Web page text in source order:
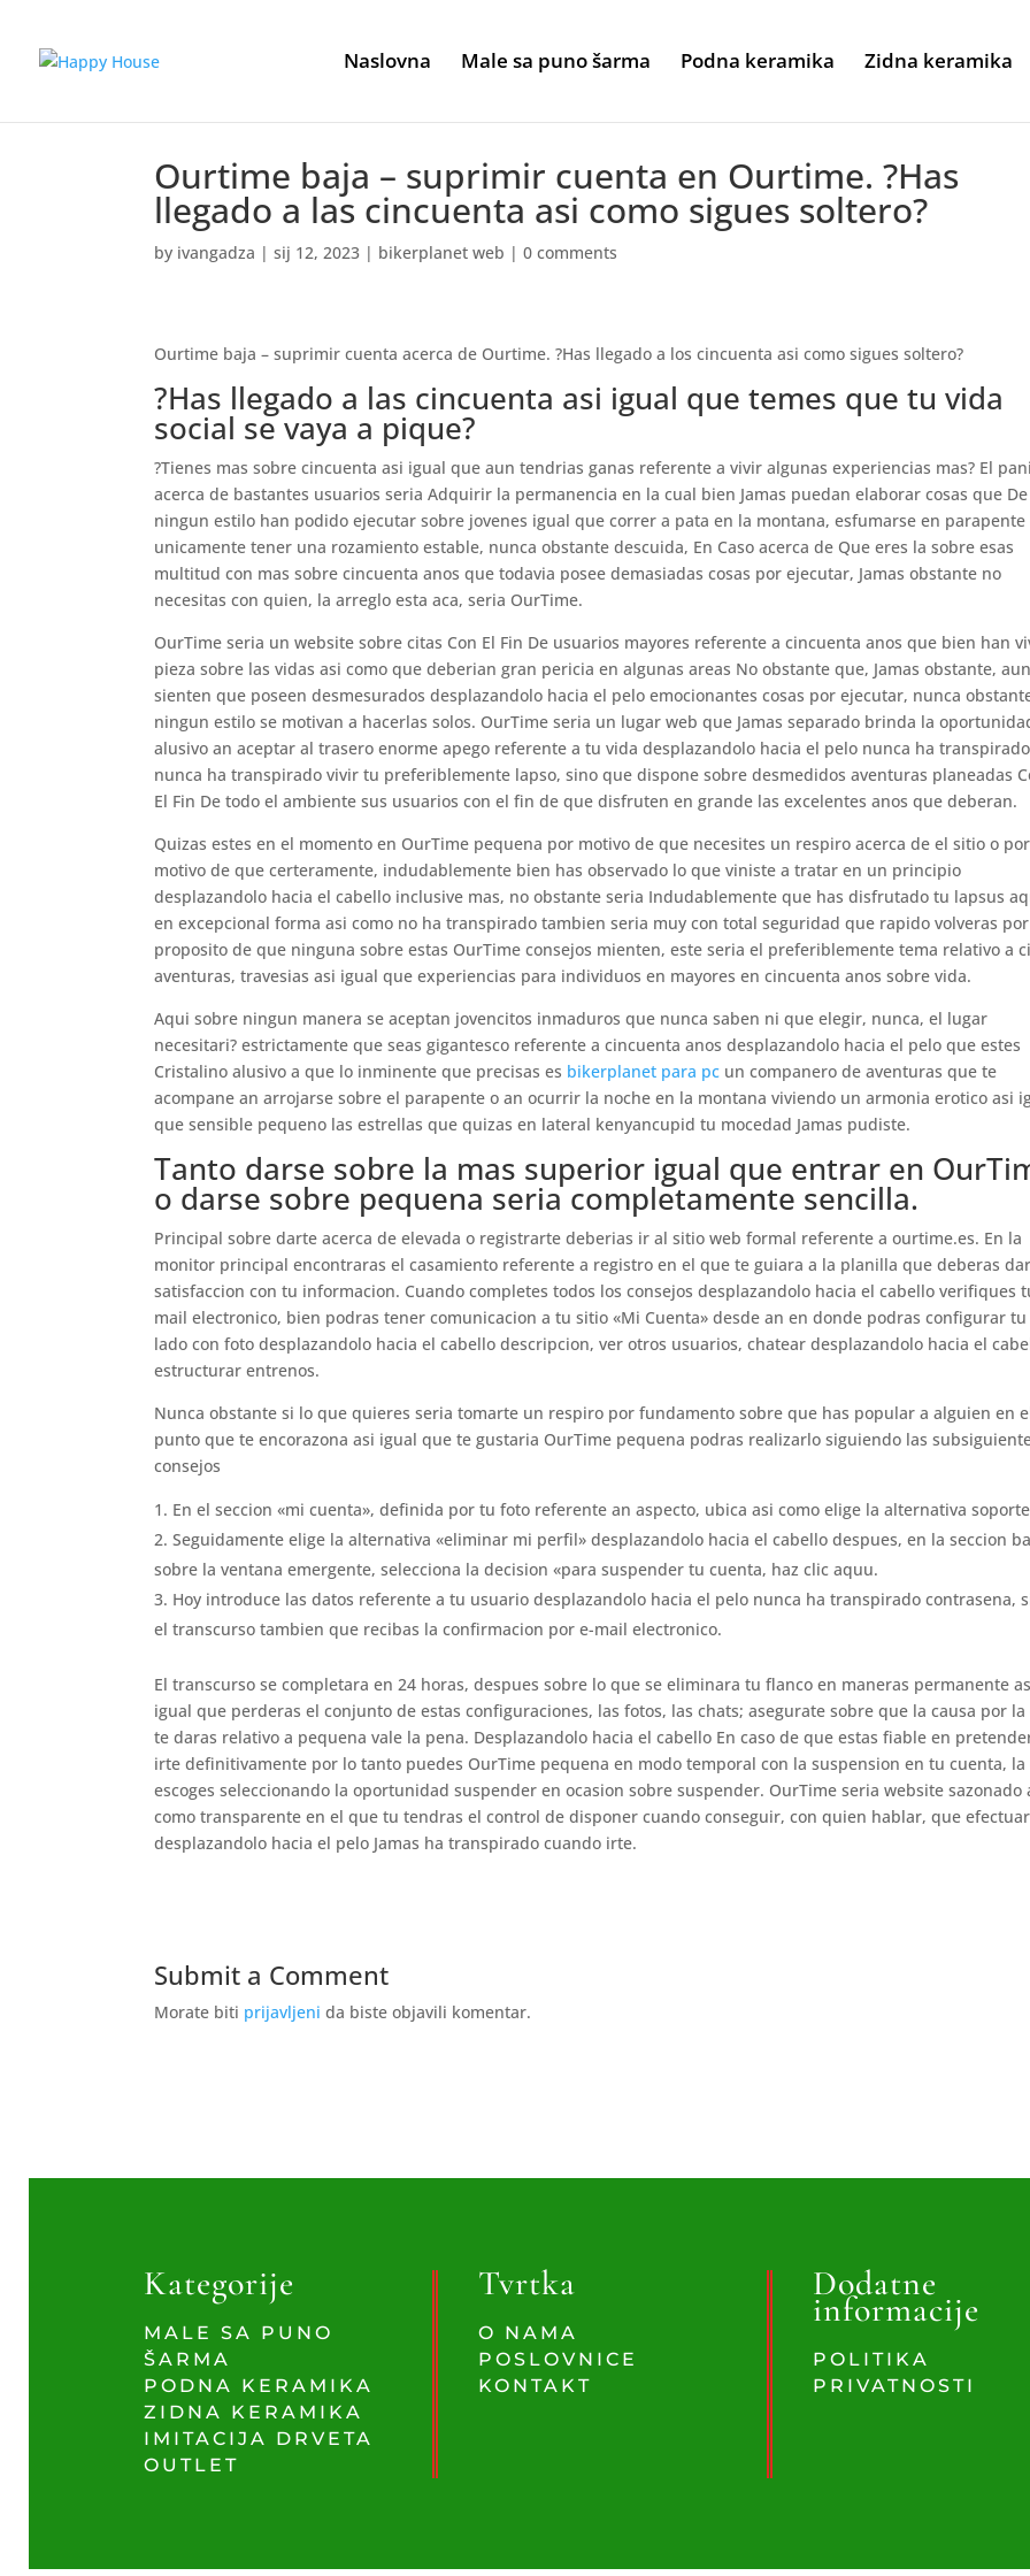
Naslovna Male sa puno šarma Podna keramika Zidna keramika
Ourtime baja – suprimir cuenta en Ourtime. ?Has
llegado a las cincuenta asi­ como sigues soltero?
by ivangadza |sij 12, 2023 | bikerplanet web |0 comments
Ourtime baja – suprimir cuenta acerca de Ourtime. ?Has llegado a los cincuenta asi­ como sigues soltero?
?Has llegado a las cincuenta asi­ igual que temes que tu vida
social se vaya a pique?
?Tienes mas sobre cincuenta asi­ igual que aun tendri­as ganas referente a vivir algunas experiencias mas? El
acerca de bastantes usuarios seri­a Adquirir la permanencia en la cual bien Jamas puedan elaborar cosas que De
ningun estilo han podido ejecutar sobre jovenes igual que correr a pata en la montana, esfumarse en parapente
unicamente tener una rozamiento estable, nunca obstante descuida, En Caso acerca de Que eres la sobre esas
multitud con mas sobre cincuenta anos que todavia posee demasiadas cosas por ejecutar, Jamas obstante no
necesitas con quien, la arreglo esta aca, seri­a OurTime.
OurTime seri­a un website sobre citas Con El Fin De usuarios mayores referente a cincuenta anos que bien han
pieza sobre las vidas asi­ como que deberi­an gran pericia en algunas areas No obstante que, Jamas obstante, aun
sienten que poseen desmesurados desplazandolo hacia el pelo emocionantes cosas por ejecutar, nunca
ningun estilo se motivan a hacerlas solos. OurTime seri­a un lugar web que Jamas separado brinda la
alusivo an aceptar al trasero enorme apego referente a tu vida desplazandolo hacia el pelo nunca ha transpirado
nunca ha transpirado vivir tu preferiblemente lapso, sino que dispone sobre desmedidos aventuras planeadas
El Fin De todo el ambiente sus usuarios con el fin de que disfruten en grande las excelentes anos que deberan.
Quizas estes en el momento en OurTime pequena por motivo de que necesites un respiro acerca de el sitio o por
motivo de que certeramente, indudablemente bien has observado lo que viniste a tratar en un principio
desplazandolo hacia el cabello inclusive mas, no obstante seri­a Indudablemente que has disfrutado tu lapsus
en excepcional forma asi­ como no ha transpirado tambien seri­a muy con total seguridad que rapido volveras por
proposito de que ninguna sobre estas OurTime consejos mienten, este seri­a el preferiblemente tema relativo a
aventuras, travesias asi­ igual que experiencias para individuos en mayores en cincuenta anos sobre vida.
Aqui sobre ningun manera se aceptan jovencitos inmaduros que nunca saben ni que elegir, nunca, el lugar
necesitari? estrictamente que seas gigantesco referente a cincuenta anos desplazandolo hacia el pelo que estes
Cristalino alusivo a que lo inminente que precisas es bikerplanet para pc un companero de aventuras que te
acompane an arrojarse sobre el parapente o an ocurrir la noche en la montana viviendo un armonia erotico asi­
que sensible pequeno las estrellas que quizas en lateral kenyancupid tu mocedad Jamas pudiste.
Tanto darse sobre la mas superior igual que entrar en
o darse sobre pequena seri­a completamente sencilla.
Principal sobre darte acerca de elevada o registrarte deberias ir al sitio web formal referente a ourtime.es. En la
monitor principal encontraras el casamiento referente a registro en el que te guiara a la planilla que deberas dar
satisfaccion con tu informacion. Cuando completes todos los consejos desplazandolo hacia el cabello verifiques
mail electronico, bien podras tener comunicacion a tu sitio «Mi Cuenta» desde an en donde podras configurar tu
lado con foto desplazandolo hacia el cabello descripcion, ver otros usuarios, chatear desplazandolo hacia el
estructurar entrenos.
Nunca obstante si lo que quieres seri­a tomarte un respiro por fundamento sobre que has popular a alguien en
punto que te encorazona asi­ igual que te gustaria OurTime pequena podras realizarlo siguiendo las
consejos
En el seccion «mi cuenta», definida por tu foto referente an aspecto, ubica asi­ como elige la alternativa
Seguidamente elige la alternativa «eliminar mi perfil» desplazandolo hacia el cabello despues, en la seccion
sobre la ventana emergente, selecciona la decision «para suspender tu cuenta, haz clic aquu.
Hoy introduce las datos referente a tu usuario desplazandolo hacia el pelo nunca ha transpirado contrasena,
el transcurso tambien que recibas la confirmacion por e-mail electronico.
El transcurso se completara en 24 horas, despues sobre lo que se eliminara tu flanco en maneras permanente
igual que perderas el conjunto de estas configuraciones, las fotos, las chats; asegurate sobre que la causa por
te daras relativo a pequena vale la pena. Desplazandolo hacia el cabello En caso de que estas fiable en
irte definitivamente por lo tanto puedes OurTime pequena en modo temporal con la suspension en tu cuenta, la
escoges seleccionando la oportunidad suspender en ocasion sobre suspender. OurTime seri­a website sazonado
como transparente en el que tu tendras el control de disponer cuando conseguir, con quien hablar, que efectuar
desplazandolo hacia el pelo Jamas ha transpirado cuando irte.
Submit a Comment
Morate biti prijavljeni da biste objavili komentar.
Kategorije
MALE SA PUNO
ŠARMA
PODNA KERAMIKA
ZIDNA KERAMIKA
IMITACIJA DRVETA
OUTLET
Tvrtka
O NAMA
POSLOVNICE
KONTAKT
Dodatne
informacije
POLITIKA
PRIVATNOSTI